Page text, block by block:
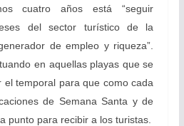
cuatro años está “seguir
del sector turístico de la
de empleo y riqueza”.
en aquellas playas que se
el temporal para que como cada
de Semana Santa y de
punto para recibir a los turistas.